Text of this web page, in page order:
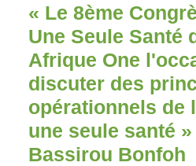
« Le 8ème
Une Seule Santé
Afrique One
discuter des
opérationnels de
une seule santé
Bassirou Bonfoh